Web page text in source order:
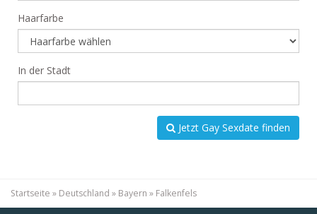
Haarfarbe
In der Stadt
Jetzt Gay Sexdate finden
Startseite » Deutschland » Bayern » Falkenfels